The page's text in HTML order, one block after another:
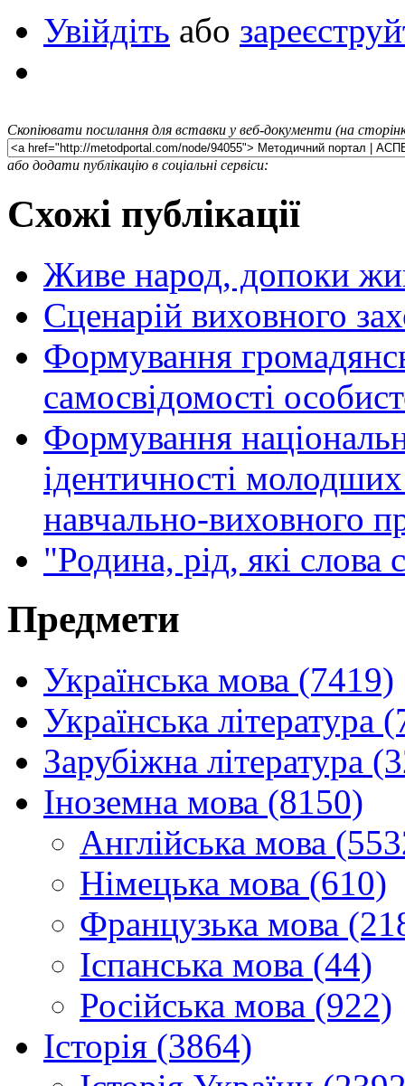
Увійдіть або
Скопіювати посилання для вставки у веб-документи (на
або додати публікацію в соціальні сервіси:
Схожі публікації
Живе народ, допоки
Сценарій виховного
Формування
самосвідомості
Формування
ідентичності молодших
навчально-виховного
"Родина, рід, які слова
Предмети
Українська мова (7419)
Українська література
Зарубіжна література
Іноземна мова (8150)
Англійська мова
Німецька мова (610)
Французька мова
Іспанська мова (44)
Російська мова (922)
Історія (3864)